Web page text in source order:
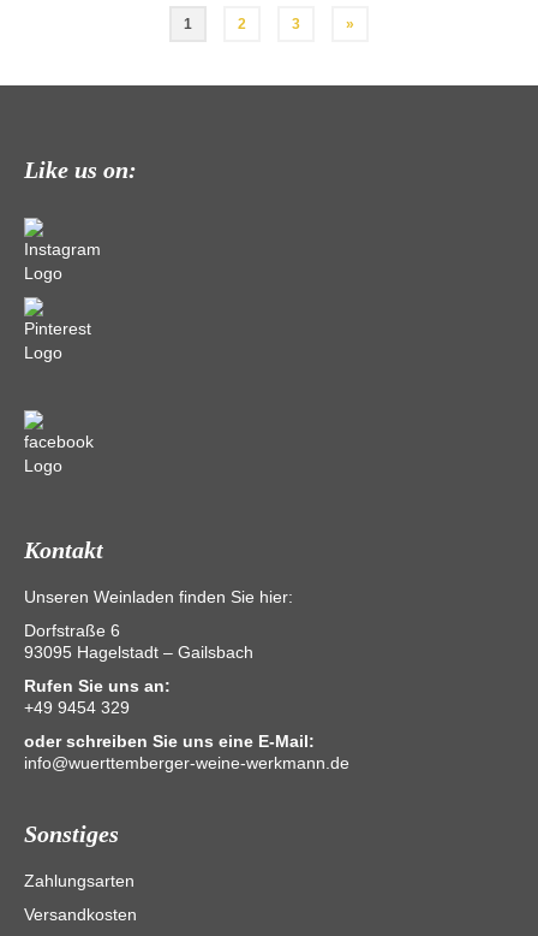
Seitennummerierung
1 2 3 »
Like us on:
Kontakt
Unseren Weinladen finden Sie hier:
Dorfstraße 6
93095 Hagelstadt – Gailsbach
Rufen Sie uns an:
+49 9454 329
oder schreiben Sie uns eine E-Mail:
info@wuerttemberger-weine-werkmann.de
Sonstiges
Zahlungsarten
Versandkosten